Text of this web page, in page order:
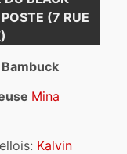
(7 RUE
Mina
Kalvin